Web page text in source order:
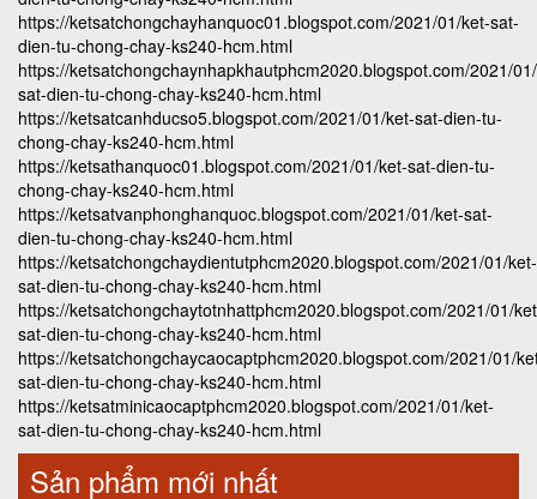
https://ketsatchongchayhanquoc01.blogspot.com/2021/01/ket-sat-
dien-tu-chong-chay-ks240-hcm.html
https://ketsatchongchaynhapkhautphcm2020.blogspot.com/2021/
sat-dien-tu-chong-chay-ks240-hcm.html
https://ketsatcanhducso5.blogspot.com/2021/01/ket-sat-dien-tu-
chong-chay-ks240-hcm.html
https://ketsathanquoc01.blogspot.com/2021/01/ket-sat-dien-tu-
chong-chay-ks240-hcm.html
https://ketsatvanphonghanquoc.blogspot.com/2021/01/ket-sat-
dien-tu-chong-chay-ks240-hcm.html
https://ketsatchongchaydientutphcm2020.blogspot.com/2021/01/ket-
sat-dien-tu-chong-chay-ks240-hcm.html
https://ketsatchongchaytotnhattphcm2020.blogspot.com/2021/01/
sat-dien-tu-chong-chay-ks240-hcm.html
https://ketsatchongchaycaocaptphcm2020.blogspot.com/2021/01/
sat-dien-tu-chong-chay-ks240-hcm.html
https://ketsatminicaocaptphcm2020.blogspot.com/2021/01/ket-
sat-dien-tu-chong-chay-ks240-hcm.html
Sản phẩm mới nhất